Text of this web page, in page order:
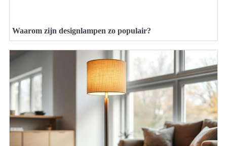
Waarom zijn designlampen zo populair?